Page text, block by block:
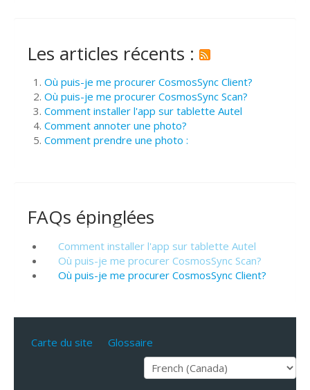
Les articles récents :
Où puis-je me procurer CosmosSync Client?
Où puis-je me procurer CosmosSync Scan?
Comment installer l'app sur tablette Autel
Comment annoter une photo?
Comment prendre une photo :
FAQs épinglées
Comment installer l'app sur tablette Autel
Où puis-je me procurer CosmosSync Scan?
Où puis-je me procurer CosmosSync Client?
Carte du site Glossaire